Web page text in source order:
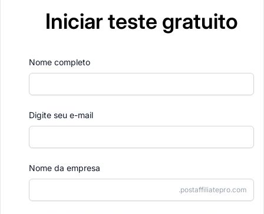
Iniciar teste gratuito
Nome completo
Digite seu e-mail
Nome da empresa
.postaffiliatepro.com